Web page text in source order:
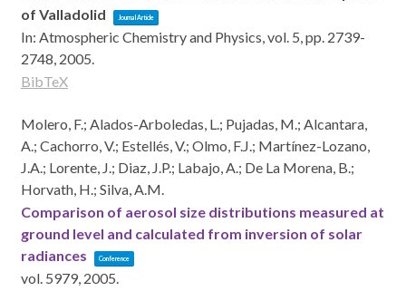
of Valladolid
Journal Article
In: Atmospheric Chemistry and Physics,vol. 5,pp. 2739-
2748, 2005.
BibTeX
Molero, F.; Alados-Arboledas, L.; Pujadas, M.; Alcantara,
A.; Cachorro, V.; Estellés, V.; Olmo, F.J.; Martínez-Lozano,
J.A.; Lorente, J.; Diaz, J.P.; Labajo, A.; De La Morena, B.;
Horvath, H.; Silva, A.M.
Comparison of aerosol size distributions measured at
ground level and calculated from inversion of solar
radiances
Conference
vol. 5979, 2005.